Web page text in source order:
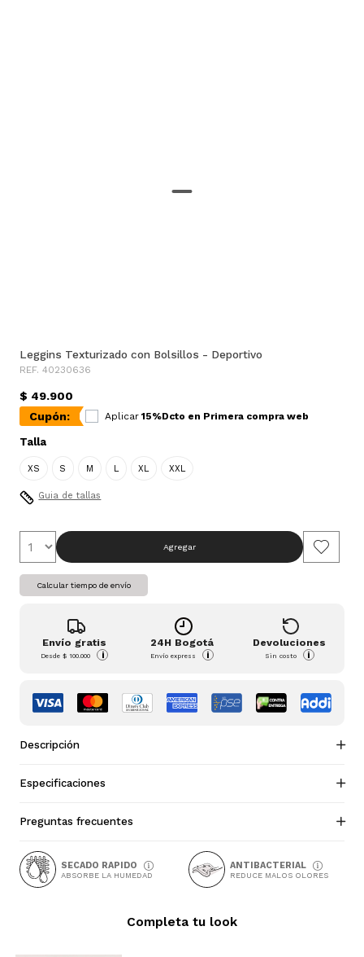
Leggins Texturizado con Bolsillos - Deportivo
REF. 40230636
$ 49.900
Cupón:
Aplicar 15%Dcto en Primera compra web
Talla
XS S M L XL XXL
Guia de tallas
Agregar
Calcular tiempo de envío
Envío gratis
Desde$ 100.000 i
24H Bogotá
Envío express i
Devoluciones
Sin costo i
Descripción
Especificaciones
Preguntas frecuentes
SECADO RAPIDO
ABSORBE LA HUMEDAD
ANTIBACTERIAL
REDUCE MALOS OLORES
Completa tu look